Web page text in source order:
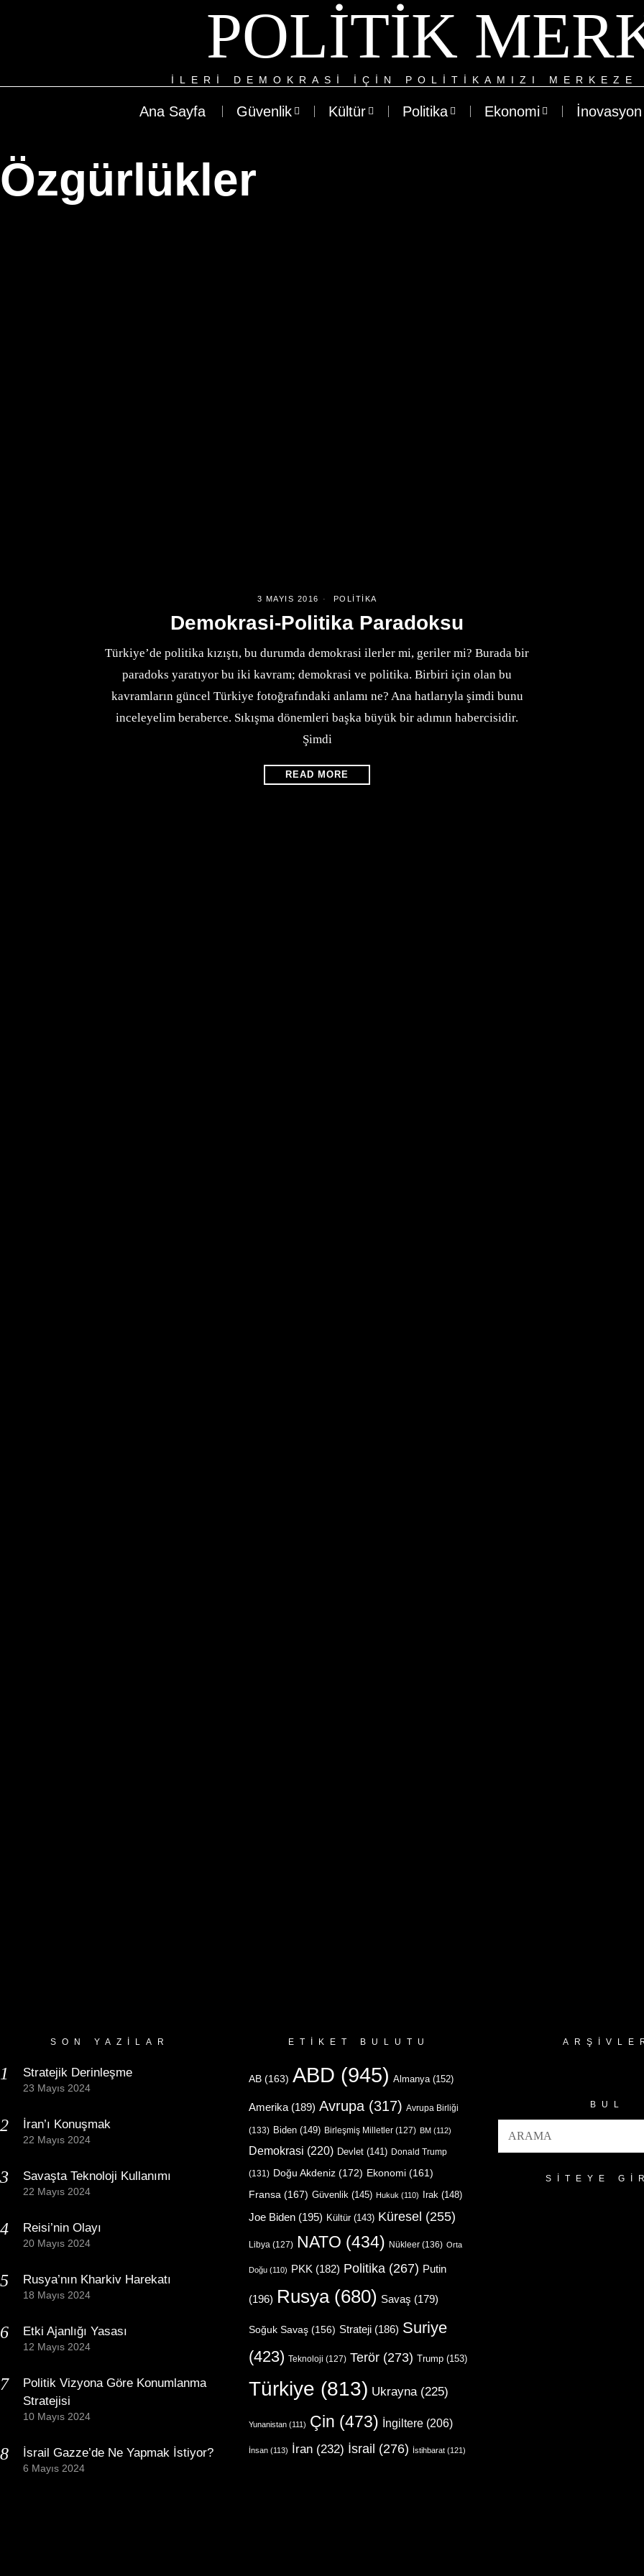
POLITIK
ILERI DEMOKRASI IÇIN POLITIKAMIZI
Ana Sayfa Güvenlik Kültür Politika Ekonomi İnovasyon
Özgürlükler
3 MAYIS 2016 POLITIKA
Demokrasi-Politika Paradoksu
Türkiye’de politika kızıştı, bu durumda demokrasi ilerler mi, geriler mi? Burada bir
paradoks yaratıyor bu iki kavram; demokrasi ve politika. Birbiri için olan bu
kavramların güncel Türkiye fotoğrafındaki anlamı ne? Ana hatlarıyla şimdi bunu
inceleyelim beraberce. Sıkışma dönemleri başka büyük bir adımın habercisidir.
Şimdi
READ MORE
SON YAZILAR
Stratejik Derinleşme
23 Mayıs 2024
İran’ı Konuşmak
22 Mayıs 2024
Savaşta Teknoloji Kullanımı
22 Mayıs 2024
Reisi’nin Olayı
20 Mayıs 2024
Rusya’nın Kharkiv Harekatı
18 Mayıs 2024
Etki Ajanlığı Yasası
12 Mayıs 2024
Politik Vizyona Göre Konumlanma
Stratejisi
10 Mayıs 2024
İsrail Gazze’de Ne Yapmak İstiyor?
6 Mayıs 2024
ETIKET BULUTU
AB (163) ABD (945) Almanya(152)
Amerika (189) Avrupa (317) Avrupa Birliği
(133) Biden (149) Birleşmiş Milletler (127) BM (112)
Demokrasi (220) Devlet (141) Donald Trump
(131) Doğu Akdeniz (172) Ekonomi (161)
Fransa (167) Güvenlik (145) Hukuk (110) Irak (148)
Joe Biden (195) Kültür(143) Küresel (255)
Libya (127) NATO (434) Nükleer (136) Orta
Doğu (110) PKK (182) Politika (267) Putin
(196) Rusya(680) Savaş (179)
Soğuk Savaş (156) Strateji (186) Suriye
(423) Teknoloji (127) Terör (273) Trump (153)
Türkiye (813) Ukrayna(225)
Yunanistan (111) Çin (473) İngiltere (206)
İnsan (113) İran (232) İsrail (276) İstihbarat (121)
BUL
SITEYE